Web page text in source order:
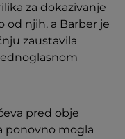
za dokazivanje
od njih, a Barber je
zaustavila
jednoglasnom
pred obje
ponovno mogla